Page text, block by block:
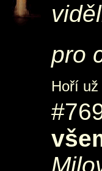
pro
Hoří